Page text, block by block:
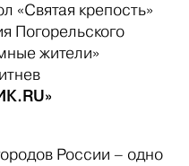
«Святая крепость»
Погорельского
жители»
России – одно